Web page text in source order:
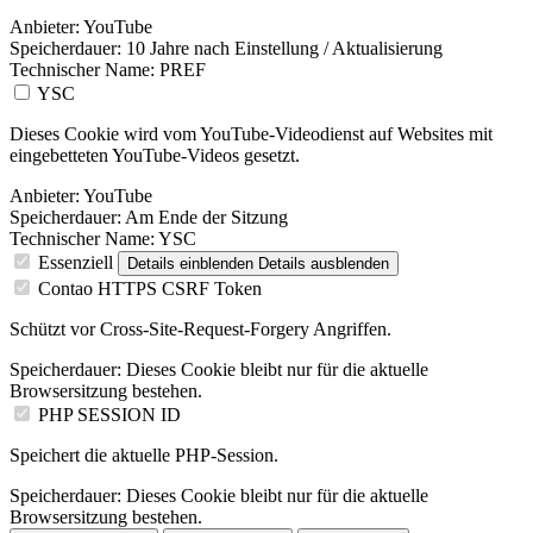
Anbieter: YouTube
Speicherdauer: 10 Jahre nach Einstellung / Aktualisierung
Technischer Name: PREF
YSC
Dieses Cookie wird vom YouTube-Videodienst auf Websites mit
eingebetteten YouTube-Videos gesetzt.
Anbieter: YouTube
Speicherdauer: Am Ende der Sitzung
Technischer Name: YSC
Essenziell
Details einblenden Details ausblenden
Contao HTTPS CSRF Token
Schützt vor Cross-Site-Request-Forgery Angriffen.
Speicherdauer: Dieses Cookie bleibt nur für die aktuelle
Browsersitzung bestehen.
PHP SESSION ID
Speichert die aktuelle PHP-Session.
Speicherdauer: Dieses Cookie bleibt nur für die aktuelle
Browsersitzung bestehen.